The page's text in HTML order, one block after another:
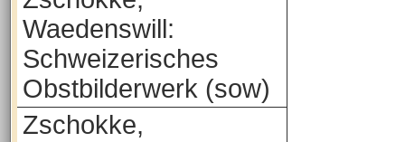
Waedenswill:
Schweizerisches
Obstbilderwerk (sow)
Zschokke,